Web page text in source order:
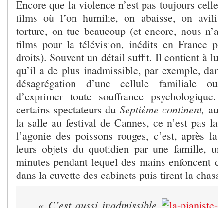
Encore que la violence n’est pas toujours
films où l’on humilie, on abaisse, on
torture, on tue beaucoup (et encore, nous
films pour la télévision, inédits en France
droits). Souvent un détail suffit. Il contient à
qu’il a de plus inadmissible, par exemple,
désagrégation d’une cellule familiale
d’exprimer toute souffrance
certains spectateurs du Septième continent,
la salle au festival de Cannes, ce n’est pas
l’agonie des poissons rouges, c’est, après
leurs objets du quotidien par une famille,
minutes pendant lequel des mains enfoncent
dans la cuvette des cabinets puis tirent la
«C’est aussi inadmissible